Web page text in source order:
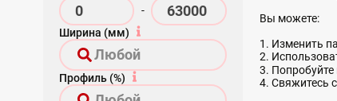
-
Ширина (мм)
Профиль (%)
Вы можете:
1. Изменить
2.
3.
4. Свяжитесь